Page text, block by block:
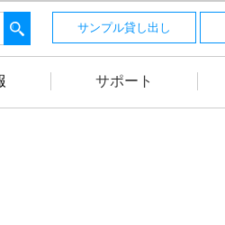
サンプル貸し出し
サポート